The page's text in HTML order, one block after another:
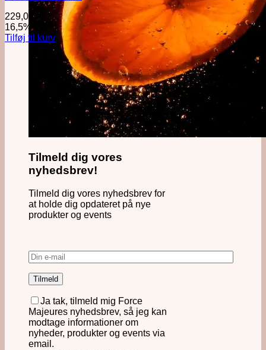
Tilmeld dig vores
nyhedsbrev!
Tilmeld dig vores nyhedsbrev for
at holde dig opdateret på nye
produkter og events
Ja tak, tilmeld mig Force
Majeures nyhedsbrev, så jeg kan
modtage informationer om
nyheder, produkter og events via
email.
229,00
16,5%·
70cl
Tilføj til kurv